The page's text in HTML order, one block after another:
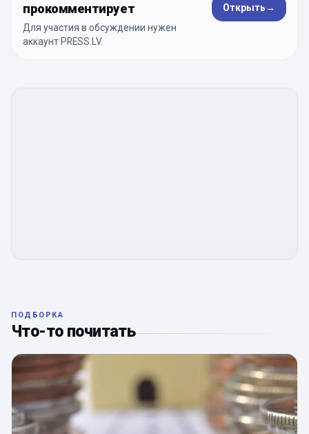
прокомментирует
Для участия в обсуждении нужен
аккаунт PRESS.LV.
Открыть→
ПОДБОРКА
Что-то почитать